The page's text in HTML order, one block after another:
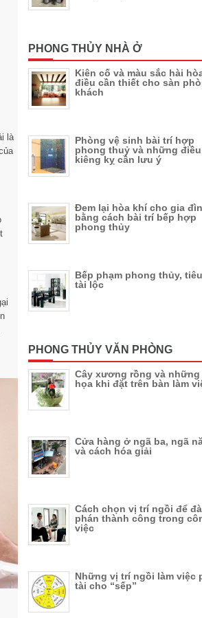
là
PHONG THỦY NHÀ Ở
Kiên cố và màu sắc hài
điều cần thiết cho sàn
khách
Phòng vệ sinh bài trí hợp
phong thuỷ và những điều
kiêng kỵ cần lưu ý
Đem lại hòa khí cho gia
bằng cách bài trí bếp hợp
phong thủy
Bếp phạm phong thủy,
tài lộc
PHONG THỦY VĂN PHÒNG
Cây xương rồng và những
họa khi đặt trên bàn làm
Cửa hàng ở ngã ba, ngã
và cách hóa giải
Cách chọn vị trí ngồi để
phán thành công trong
việc
Những vị trí ngồi làm việc
tài cho “sếp”